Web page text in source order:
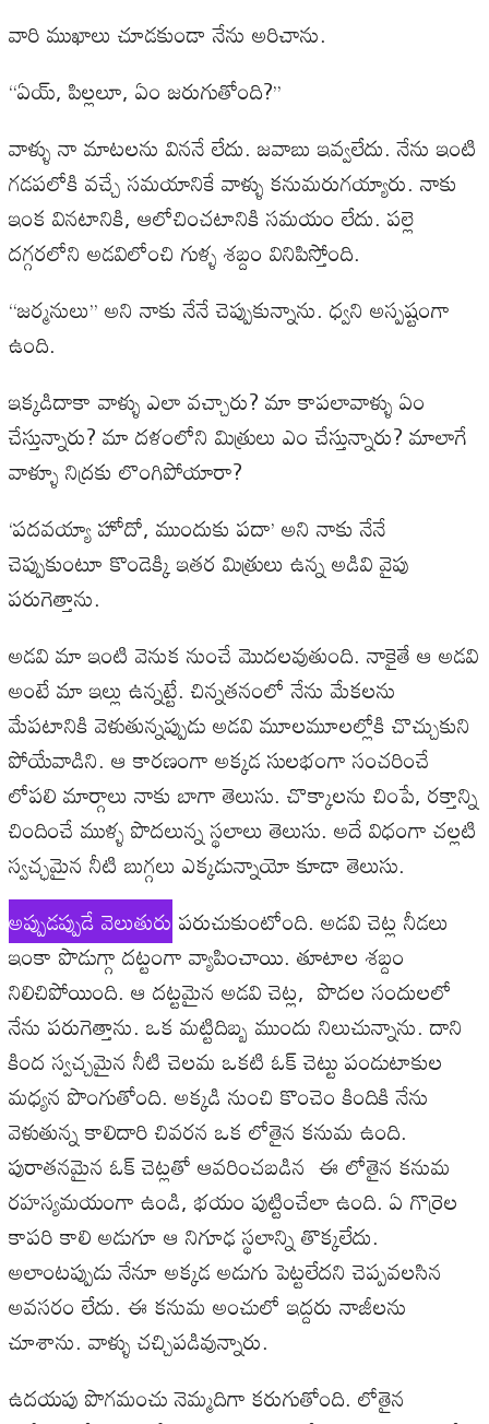
వారి ముఖాలు చూడకుండా నేను అరిచాను.
‘‘ఏయ్‌, పిల్లలూ, ఏం జరుగుతోంది?’’
వాళ్ళు నా మాటలను విననే లేదు. జవాబు ఇవ్వలేదు. నేను ఇంటి
గడపలోకి వచ్చే సమయానికే వాళ్ళు కనుమరుగయ్యారు. నాకు
ఇంక వినటానికి, ఆలోచించటానికి సమయం లేదు. పల్లె
దగ్గరలోని అడవిలోంచి గుళ్ళ శబ్దం వినిపిస్తోంది.
‘‘జర్మనులు’’ అని నాకు నేనే చెప్పుకున్నాను. ధ్వని అస్పష్టంగా
ఉంది.
ఇక్కడిదాకా వాళ్ళు ఎలా వచ్చారు? మా కాపలావాళ్ళు ఏం
చేస్తున్నారు? మా దళంలోని మిత్రులు ఎం చేస్తున్నారు? మాలాగే
వాళ్ళూ నిద్రకు లొంగిపోయారా?
‘పదవయ్యా హోదో, ముందుకు పదా’ అని నాకు నేనే
చెప్పుకుంటూ కొండెక్కి ఇతర మిత్రులు ఉన్న అడివి వైపు
పరుగెత్తాను.
అడవి మా ఇంటి వెనుక నుంచే మొదలవుతుంది. నాకైతే ఆ అడవి
అంటే మా ఇల్లు ఉన్నట్టే. చిన్నతనంలో నేను మేకలను
మేపటానికి వెళుతున్నప్పుడు అడవి మూలమూలల్లోకి చొచ్చుకుని
పోయేవాడిని. ఆ కారణంగా అక్కడ సులభంగా సంచరించే
లోపలి మార్గాలు నాకు బాగా తెలుసు. చొక్కాలను చింపే, రక్తాన్ని
చిందించే ముళ్ళ పొదలున్న స్థలాలు తెలుసు. అదే విధంగా చల్లటి
స్వచ్ఛమైన నీటి బుగ్గలు ఎక్కడున్నాయో కూడా తెలుసు.
అప్పుడప్పుడే వెలుతురు పరుచుకుంటోంది. అడవి చెట్ల నీడలు
ఇంకా పొడుగ్గా దట్టంగా వ్యాపించాయి. తూటాల శబ్దం
నిలిచిపోయింది. ఆ దట్టమైన అడవి చెట్ల, పొదల సందులలో
నేను పరుగెత్తాను. ఒక మట్టిదిబ్బ ముందు నిలుచున్నాను. దాని
కింద స్వచ్చమైన నీటి చెలమ ఒకటి ఓక్‌ చెట్టు పండుటాకుల
మధ్యన పొంగుతోంది. అక్కడి నుంచి కొంచెం కిందికి నేను
వెళుతున్న కాలిదారి చివరన ఒక లోతైన కనుమ ఉంది.
పురాతనమైన ఓక్‌ చెట్లతో ఆవరించబడిన ఈ లోతైన కనుమ
రహస్యమయంగా ఉండి, భయం పుట్టించేలా ఉంది. ఏ గొర్రెల
కాపరి కాలి అడుగూ ఆ నిగూఢ స్థలాన్ని తొక్కలేదు.
అలాంటప్పుడు నేనూ అక్కడ అడుగు పెట్టలేదని చెప్పవలసిన
అవసరం లేదు. ఈ కనుమ అంచులో ఇద్దరు నాజీలను
చూశాను. వాళ్ళు చచ్చిపడివున్నారు.
ఉదయపు పొగమంచు నెమ్మదిగా కరుగుతోంది. లోతైన